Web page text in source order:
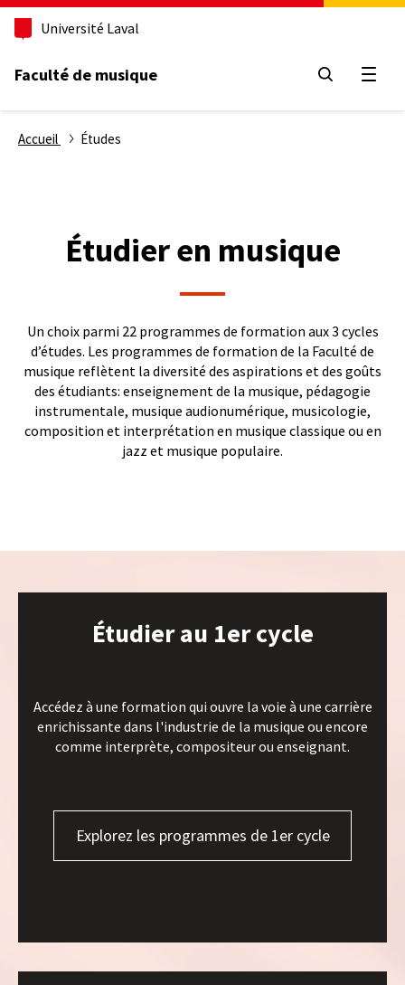
Aller
principal
Université Laval
Faculté de musique
Fil
Accueil Études
Étudier en musique
Un choix parmi 22 programmes de formation aux 3 cycles
d’études. Les programmes de formation de la Faculté de
musique reflètent la diversité des aspirations et des goûts
des étudiants: enseignement de la musique, pédagogie
instrumentale, musique audionumérique, musicologie,
composition et interprétation en musique classique ou en
jazz et musique populaire.
Étudier au 1er cycle
Accédez à une formation qui ouvre la voie à une carrière
enrichissante dans l'industrie de la musique ou encore
comme interprète, compositeur ou enseignant.
Explorez les programmes de 1er cycle